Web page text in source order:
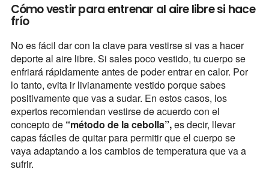
Cómo vestir para entrenar al aire libre si hace
frío
No es fácil dar con la clave para vestirse si vas a hacer
deporte al aire libre. Si sales poco vestido, tu cuerpo se
enfriará rápidamente antes de poder entrar en calor. Por
lo tanto, evita ir livianamente vestido porque sabes
positivamente que vas a sudar. En estos casos, los
expertos recomiendan vestirse de acuerdo con el
concepto de “método de la cebolla”,es decir, llevar
capas fáciles de quitar para permitir que el cuerpo se
vaya adaptando a los cambios de temperatura que va a
sufrir.